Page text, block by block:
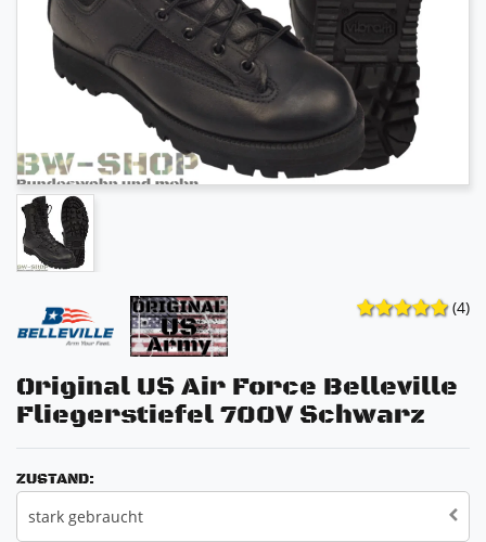
(4)
Original US Air Force Belleville
Fliegerstiefel 700V Schwarz
ZUSTAND:
stark gebraucht